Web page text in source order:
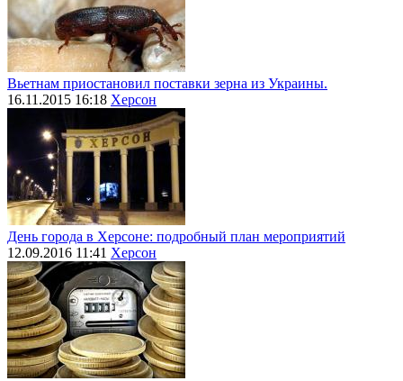
Вьетнам приостановил поставки зерна из Украины.
16.11.2015 16:18 Херсон
День города в Херсоне: подробный план мероприятий
12.09.2016 11:41 Херсон